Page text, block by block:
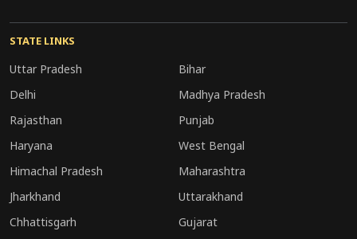
STATE LINKS
Uttar Pradesh
Bihar
Delhi
Madhya Pradesh
Rajasthan
Punjab
Haryana
West Bengal
Himachal Pradesh
Maharashtra
Jharkhand
Uttarakhand
Chhattisgarh
Gujarat